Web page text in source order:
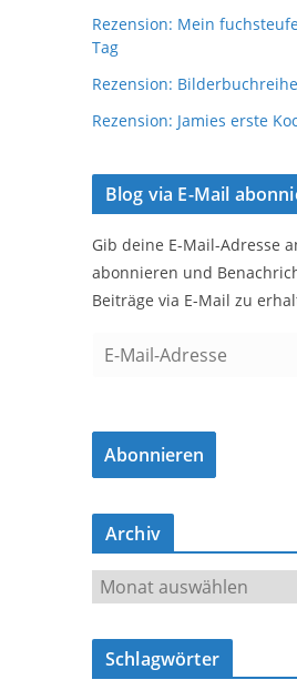
Rezension: Mein
Tag
Rezension: Bilderbuchreihe
Rezension: Jamies erste
Blog via E-Mail
Gib deine E-Mail-Adresse
abonnieren und
Beiträge via E-Mail zu
a
l
-
d
s
Abonnieren
Archiv
r
c
Schlagwörter